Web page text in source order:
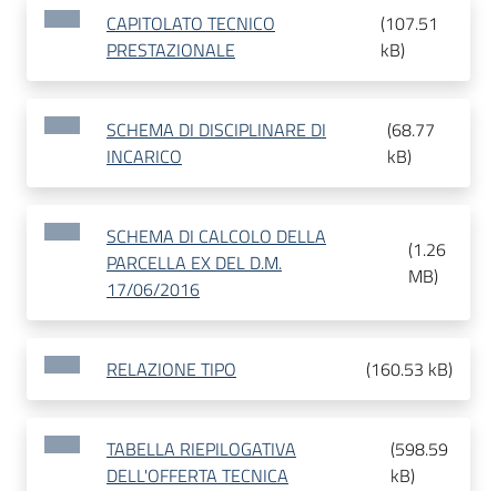
CAPITOLATO TECNICO
PRESTAZIONALE
(107.51
kB)
SCHEMA DI DISCIPLINARE DI
INCARICO
(68.77
kB)
SCHEMA DI CALCOLO DELLA
PARCELLA EX DEL D.M.
17/06/2016
(1.26
MB)
RELAZIONE TIPO (160.53 kB)
TABELLA RIEPILOGATIVA
DELL'OFFERTA TECNICA
(598.59
kB)